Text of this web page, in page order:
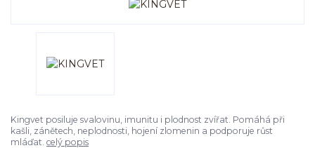
Kingvet posiluje svalovinu, imunitu i plodnost zvířat. Pomáhá při
kašli, zánětech, neplodnosti, hojení zlomenin a podporuje růst
mláďat. celý popis